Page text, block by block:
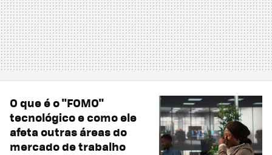
O que é o "FOMO"
tecnológico e como ele
afeta outras áreas do
mercado de trabalho